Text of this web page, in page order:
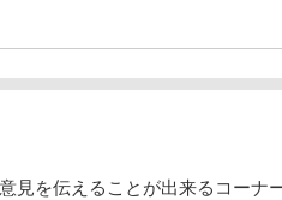
見を伝えることが出来るコーナ